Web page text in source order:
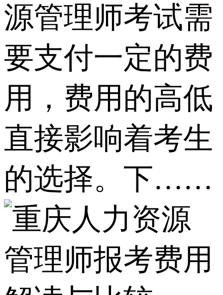
源管理师考试需
要支付一定的费
用，费用的高低
直接影响着考生
的选择。下……